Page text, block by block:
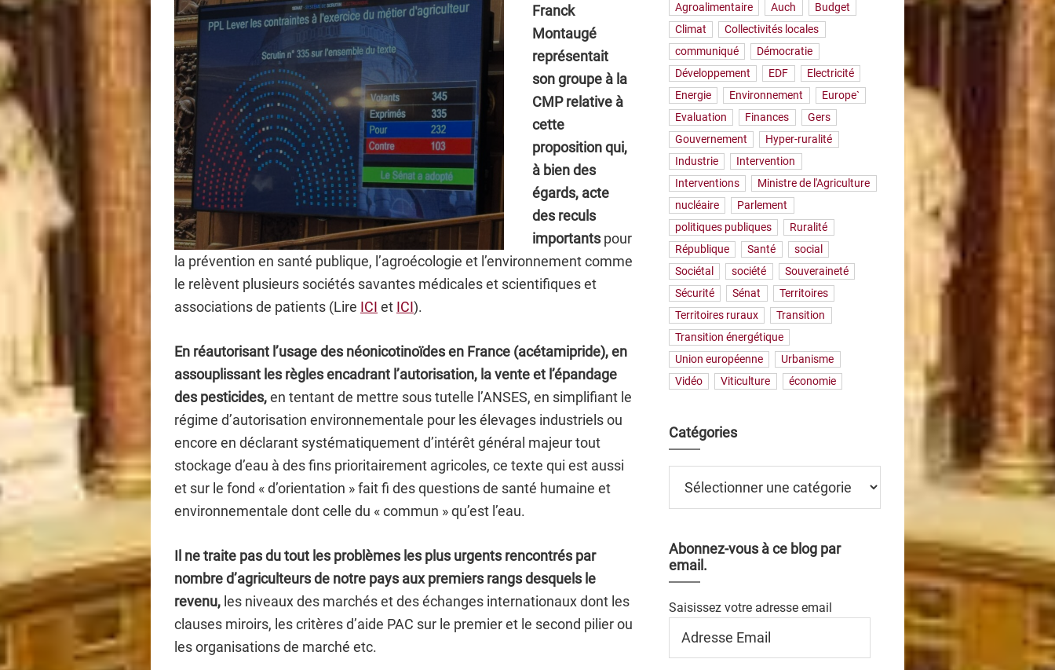
Franck
Montaugé
représentait
son groupe à la
CMP relative à
cette
proposition qui,
à bien des
égards, acte
des reculs
importants pour
la prévention en santé publique, l’agroécologie et l’environnement comme
le relèvent plusieurs sociétés savantes médicales et scientifiques et
associations de patients (Lire ICI et ICI).
En réautorisant l’usage des néonicotinoïdes en France (acétamipride), en
assouplissant les règles encadrant l’autorisation, la vente et l’épandage
des pesticides,en tentant de mettre sous tutelle l’ANSES, en simplifiant le
régime d’autorisation environnementale pour les élevages industriels ou
encore en déclarant systématiquement d’intérêt général majeur tout
stockage d’eau à des fins prioritairement agricoles, ce texte qui est aussi
et sur le fond « d’orientation » fait fi des questions de santé humaine et
environnementale dont celle du « commun » qu’est l’eau.
Il ne traite pas du tout les problèmes les plus urgents rencontrés par
nombre d’agriculteurs de notre pays aux premiers rangs desquels le
revenu, les niveaux des marchés et des échanges internationaux dont les
clauses miroirs, les critères d’aide PAC sur le premier et le second pilier ou
les organisations de marché etc.
Agroalimentaire
Auch
Budget
Climat
Collectivités locales
communiqué
Démocratie
Développement
EDF
Electricité
Energie
Environnement
Europe`
Evaluation
Finances
Gers
Gouvernement
Hyper-ruralité
Industrie
Intervention
Interventions
Ministre de l'Agriculture
nucléaire
Parlement
politiques publiques
Ruralité
République
Santé
social
Sociétal
société
Souveraineté
Sécurité
Sénat
Territoires
Territoires ruraux
Transition
Transition énergétique
Union européenne
Urbanisme
Vidéo
Viticulture économie
Catégories
Abonnez-vous à ce blog par
email.
Saisissez votre adresse email
Email